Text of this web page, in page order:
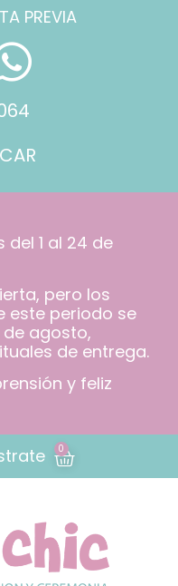
PREVIA
1 al 24 de
pero los
este periodo se
agosto,
de entrega.
y feliz
0